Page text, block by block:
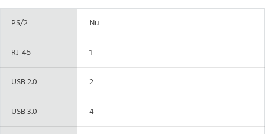
PS/2 Nu
RJ-45 1
USB 2.0 2
USB 3.0 4